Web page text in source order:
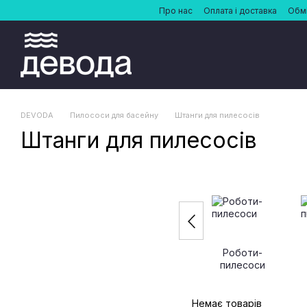
Перейти до основного контентуПро нас Оплата і доставка
DEVODA Пилососи для басейну Штанги для пилесосів
Штанги для пилесосів
Роботи-
пилесоси
Немає товарів